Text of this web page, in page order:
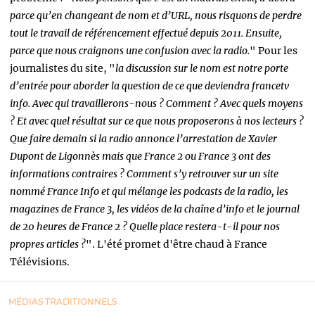
parce qu’en changeant de nom et d’URL, nous risquons de perdre
tout le travail de référencement effectué depuis 2011. Ensuite,
parce que nous craignons une confusion avec la radio." Pour les
journalistes du site, "la discussion sur le nom est notre porte
d’entrée pour aborder la question de ce que deviendra francetv
info. Avec qui travaillerons-nous ? Comment ? Avec quels moyens
? Et avec quel résultat sur ce que nous proposerons à nos lecteurs ?
Que faire demain si la radio annonce l’arrestation de Xavier
Dupont de Ligonnès mais que France 2 ou France 3 ont des
informations contraires ? Comment s’y retrouver sur un site
nommé France Info et qui mélange les podcasts de la radio, les
magazines de France 3, les vidéos de la chaîne d’info et le journal
de 20 heures de France 2 ? Quelle place restera-t-il pour nos
propres articles ?". L'été promet d'être chaud à France
Télévisions.
MÉDIAS TRADITIONNELS